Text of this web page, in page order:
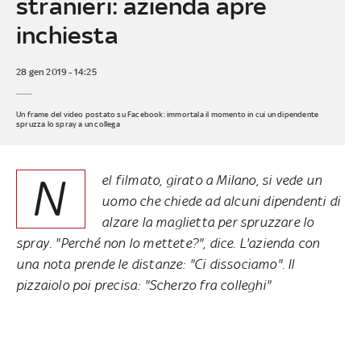
stranieri: azienda apre
inchiesta
28 gen 2019 - 14:25
Un frame del video postato su Facebook: immortala il momento in cui un dipendente
spruzza lo spray a un collega
N
el filmato, girato a Milano, si vede un
uomo che chiede ad alcuni dipendenti di
alzare la maglietta per spruzzare lo
spray. "Perché non lo mettete?", dice. L'azienda con
una nota prende le distanze: "Ci dissociamo". Il
pizzaiolo poi precisa: "Scherzo fra colleghi"